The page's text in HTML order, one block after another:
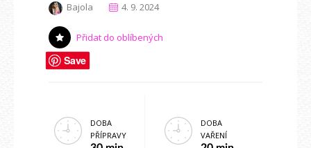
Bajola 4. 9. 2024
Přidat do oblíbených
Save
DOBA
PŘÍPRAVY
DOBA
VAŘENÍ